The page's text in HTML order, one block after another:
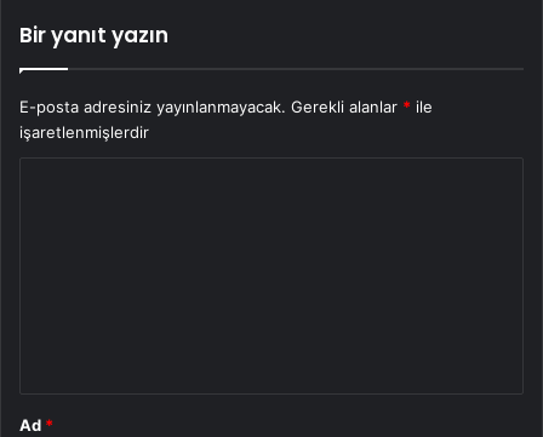
Bir yanıt yazın
E-posta adresiniz yayınlanmayacak. Gerekli alanlar * ile
işaretlenmişlerdir
Ad *